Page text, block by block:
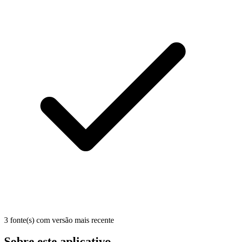
3 fonte(s) com versão mais recente